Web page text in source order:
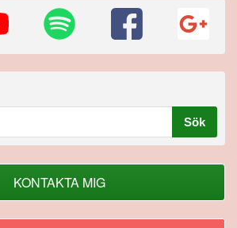
KONTAKTA MIG